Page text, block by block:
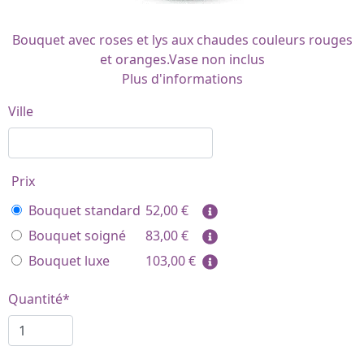
Bouquet avec roses et lys aux chaudes couleurs rouges
et oranges.Vase non inclus
Plus d'informations
Ville
Prix
Bouquet standard 52,00€
Bouquet soigné
83,00€
Bouquet luxe
103,00€
Quantité*